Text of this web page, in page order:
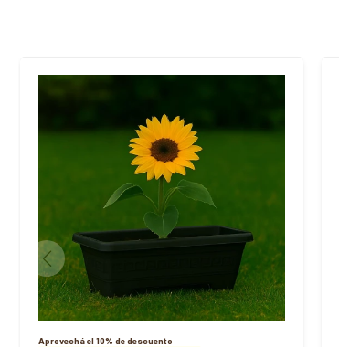
Aprovechá el 10% de descuento